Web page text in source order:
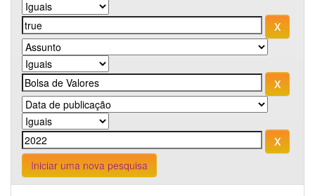
Iniciar uma nova pesquisa